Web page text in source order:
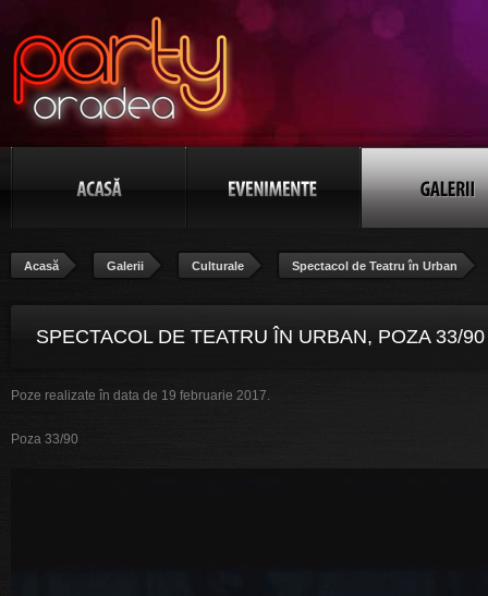
Acasă Galerii Culturale Spectacol de Teatru în Urban
SPECTACOL DE TEATRU ÎN URBAN, POZA 33/90
Poze realizate în data de 19 februarie 2017.
Poza 33/90